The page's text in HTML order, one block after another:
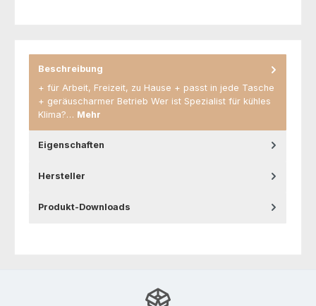
Beschreibung
+ für Arbeit, Freizeit, zu Hause + passt in jede Tasche
+ geräuscharmer Betrieb Wer ist Spezialist für kühles
Klima?… Mehr
Eigenschaften
Hersteller
Produkt-Downloads